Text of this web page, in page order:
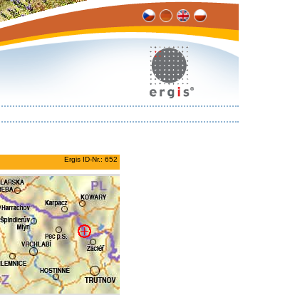
Ergis ID-Nr.: 652